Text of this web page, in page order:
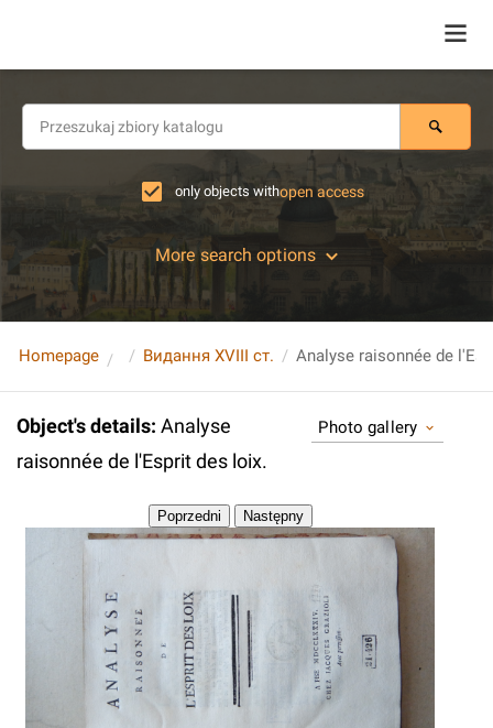
only objects withopen access
More search options
Homepage Видання XVIII ст. Analyse raisonnée de
Object's details: Analyse
raisonnée de l'Esprit des loix.
Photo gallery